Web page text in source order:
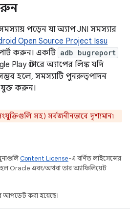
পড়েন যা অ্যাপ JNI সমস্যার
Open Source Project Issu
করুন। একটি adb bugreport
Play স্টোরে অ্যাপের লিঙ্ক যদি
হলে, সমস্যাটি পুনরুত্পাদন
করুন।
সহ) সর্বজনীনভাবে দৃশ্যমান৷
Content License-এ বর্ণিত লাইসেন্সের
Oracle এবং/অথবা তার অ্যাফিলিয়েট
আপডেট করা হয়েছে।